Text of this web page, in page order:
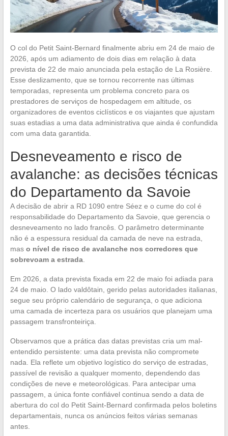
O col do Petit Saint-Bernard finalmente abriu em 24 de maio de
2026, após um adiamento de dois dias em relação à data
prevista de 22 de maio anunciada pela estação de La Rosière.
Esse deslizamento, que se tornou recorrente nas últimas
temporadas, representa um problema concreto para os
prestadores de serviços de hospedagem em altitude, os
organizadores de eventos ciclísticos e os viajantes que ajustam
suas estadias a uma data administrativa que ainda é confundida
com uma data garantida.
Desneveamento e risco de
avalanche: as decisões técnicas
do Departamento da Savoie
A decisão de abrir a RD 1090 entre Séez e o cume do col é
responsabilidade do Departamento da Savoie, que gerencia o
desneveamento no lado francês. O parâmetro determinante
não é a espessura residual da camada de neve na estrada,
mas o nível de risco de avalanche nos corredores que
sobrevoam a estrada.
Em 2026, a data prevista fixada em 22 de maio foi adiada para
24 de maio. O lado valdôtain, gerido pelas autoridades italianas,
segue seu próprio calendário de segurança, o que adiciona
uma camada de incerteza para os usuários que planejam uma
passagem transfronteiriça.
Observamos que a prática das datas previstas cria um mal-
entendido persistente: uma data prevista não compromete
nada. Ela reflete um objetivo logístico do serviço de estradas,
passível de revisão a qualquer momento, dependendo das
condições de neve e meteorológicas. Para antecipar uma
passagem, a única fonte confiável continua sendo a data de
abertura do col do Petit Saint-Bernard confirmada pelos boletins
departamentais, nunca os anúncios feitos várias semanas
antes.